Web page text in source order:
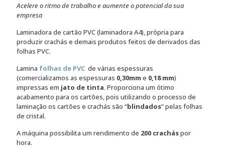
Acelere o ritmo de trabalho e aumente o potencial da sua
empresa
Laminadora de cartão PVC (laminadora A4), própria para
produzir crachás e demais produtos feitos de derivados das
folhas PVC.
Lamina folhas de PVC de várias espessuras
(comercializamos as espessuras 0,30mm e 0,18 mm)
impressas em jato de tinta. Proporciona um ótimo
acabamento para os cartões, pois utilizando o processo de
laminação os cartões e crachás são “blindados” pelas folhas
de cristal.
A máquina possibilita um rendimento de 200 cracháspor
hora.